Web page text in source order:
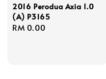
2016 Perodua Axia 1.0
(A) P3165
Regular
RM 0.00